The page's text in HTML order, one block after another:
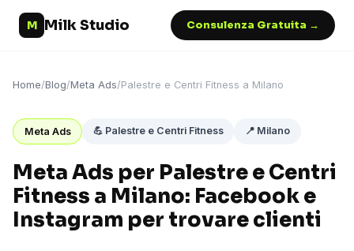
M Milk Studio Consulenza Gratuita →
Home/Blog/Meta Ads/Palestre e Centri Fitness a Milano
Meta Ads 💪 Palestre e Centri Fitness 📍 Milano
Meta Ads per Palestre e Centri
Fitness a Milano: Facebook e
Instagram per trovare clienti